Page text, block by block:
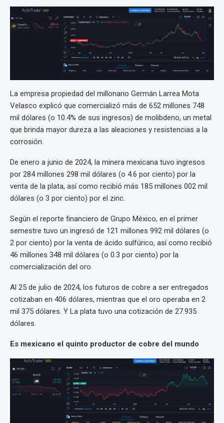
La empresa propiedad del millonario Germán Larrea Mota
Velasco explicó que comercializó más de 652 millones 748
mil dólares (o 10.4% de sus ingresos) de molibdeno, un metal
que brinda mayor dureza a las aleaciones y resistencias a la
corrosión.
De enero a junio de 2024, la minera mexicana tuvo ingresos
por 284 millones 298 mil dólares (o 4.6 por ciento) por la
venta de la plata, así como recibió más 185 millones 002 mil
dólares (o 3 por ciento) por el zinc.
Según el reporte financiero de Grupo México, en el primer
semestre tuvo un ingresó de 121 millones 992 mil dólares (o
2 por ciento) por la venta de ácido sulfúrico, así como recibió
46 millones 348 mil dólares (o 0.3 por ciento) por la
comercialización del oro.
Al 25 de julio de 2024, los futuros de cobre a ser entregados
cotizaban en 406 dólares, mientras que el oro operaba en 2
mil 375 dólares. Y La plata tuvo una cotización de 27.935
dólares.
Es mexicano el quinto productor de cobre del mundo